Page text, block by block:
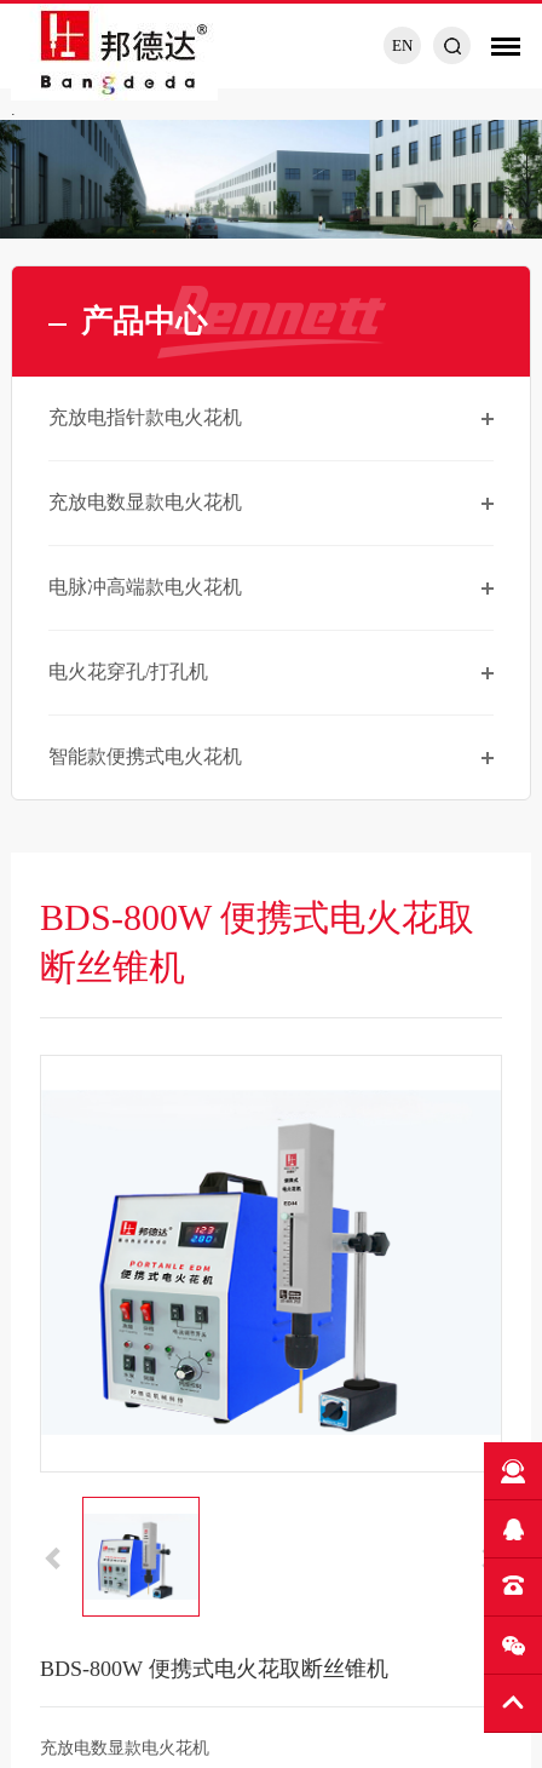
.
EN
产品中心
充放电指针款电火花机
充放电数显款电火花机
电脉冲高端款电火花机
电火花穿孔/打孔机
智能款便携式电火花机
BDS-800W 便携式电火花取
断丝锥机
BDS-800W 便携式电火花取断丝锥机
充放电数显款电火花机